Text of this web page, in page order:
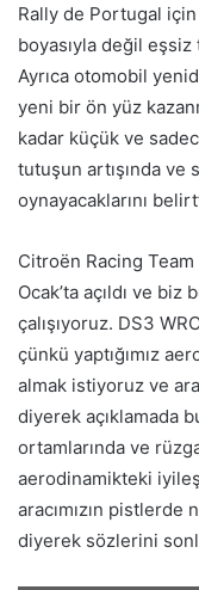
Rally de Portugal
boyasıyla değil eşsiz
Ayrıca otomobil
yeni bir ön yüz
kadar küçük ve
tutuşun artışında ve
oynayacaklarını
Citroën Racing
Ocak’ta açıldı ve
çalışıyoruz. DS3
çünkü yaptığımız
almak istiyoruz ve
diyerek açıklamada
ortamlarında ve
aerodinamikteki
aracımızın pistlerde
diyerek sözlerini